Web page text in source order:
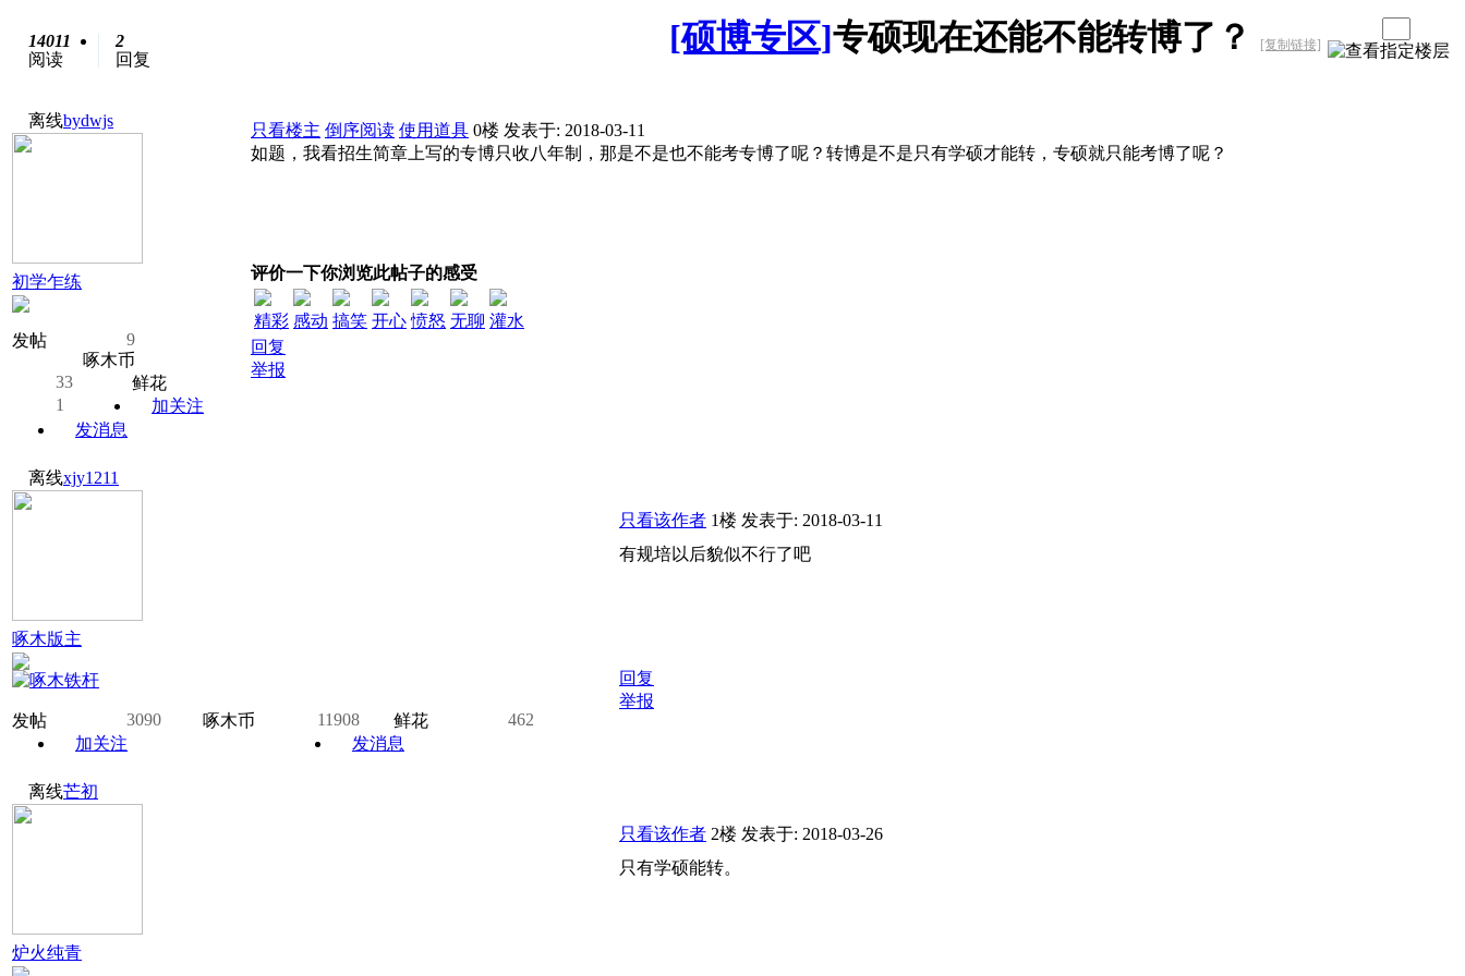
14011
阅读
2
回复
[硕博专区]专硕现在还能不能转博了？ [复制链接]
离线bydwjs
初学乍练
发帖
9
啄木币
33
鲜花
1
加关注
发消息
只看楼主 倒序阅读 使用道具 0楼 发表于: 2018-03-11
如题，我看招生简章上写的专博只收八年制，那是不是也不能考专博了呢？转博是不是只有学硕才能转，专硕就只能考博了呢？
评价一下你浏览此帖子的感受
精彩 感动 搞笑 开心 愤怒 无聊 灌水
回复
举报
离线xjy1211
啄木版主
发帖 3090 啄木币 11908 鲜花
462
加关注
发消息
只看该作者 1楼 发表于: 2018-03-11
有规培以后貌似不行了吧
回复
举报
离线芒初
炉火纯青
只看该作者 2楼 发表于: 2018-03-26
只有学硕能转。